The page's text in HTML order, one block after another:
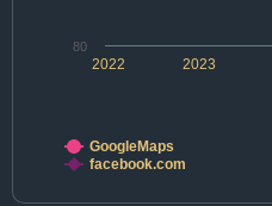
2022 2023
80
GoogleMaps
facebook.com